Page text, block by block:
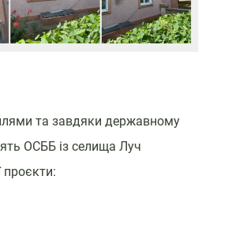
та завдяки державному
ОСББ із селища Луч
проєкти: